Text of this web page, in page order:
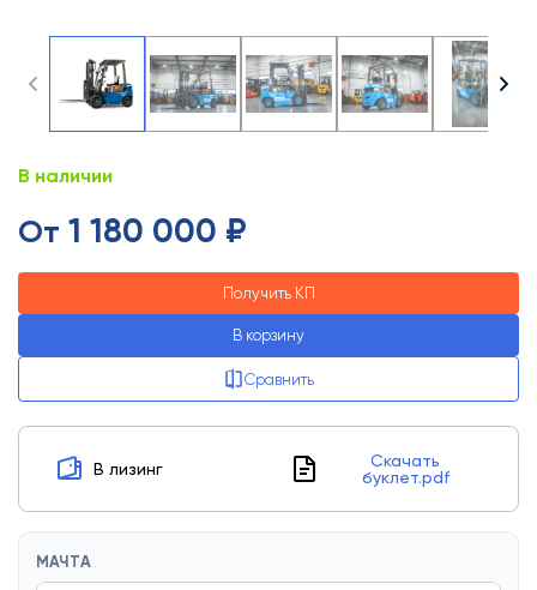
В наличии
От 1 180 000 ₽
Получить КП
В корзину
Сравнить
В лизинг
Скачать
буклет.pdf
МАЧТА